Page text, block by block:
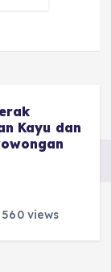
Kayu dan
560 views